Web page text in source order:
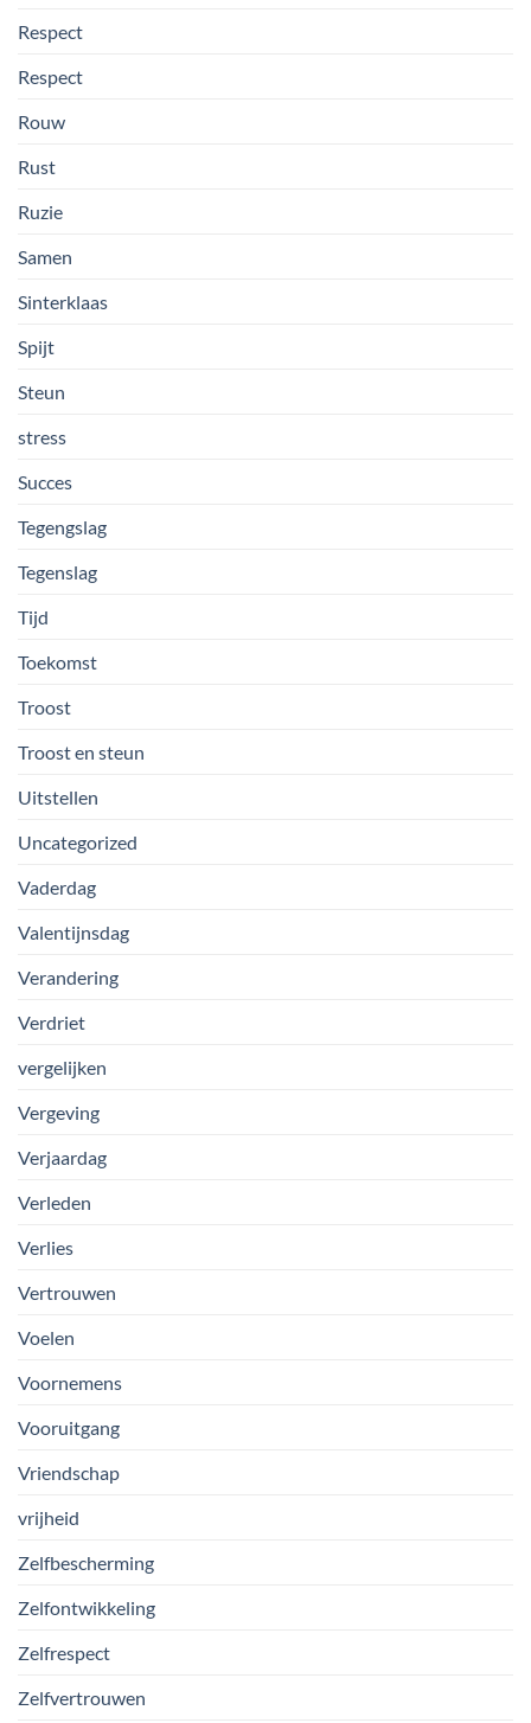
Respect
Respect
Rouw
Rust
Ruzie
Samen
Sinterklaas
Spijt
Steun
stress
Succes
Tegengslag
Tegenslag
Tijd
Toekomst
Troost
Troost en steun
Uitstellen
Uncategorized
Vaderdag
Valentijnsdag
Verandering
Verdriet
vergelijken
Vergeving
Verjaardag
Verleden
Verlies
Vertrouwen
Voelen
Voornemens
Vooruitgang
Vriendschap
vrijheid
Zelfbescherming
Zelfontwikkeling
Zelfrespect
Zelfvertrouwen